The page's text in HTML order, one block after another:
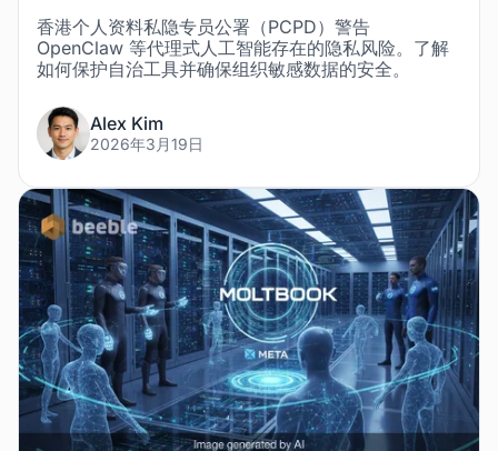
香港个人资料私隐专员公署（PCPD）警告
OpenClaw 等代理式人工智能存在的隐私风险。了解
如何保护自治工具并确保组织敏感数据的安全。
Alex Kim
2026年3月19日